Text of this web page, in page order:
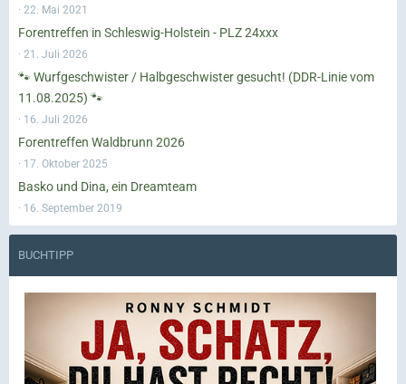
22. Mai 2021
Forentreffen in Schleswig-Holstein - PLZ 24xxx
21. Juli 2026
🐾 Wurfgeschwister / Halbgeschwister gesucht! (DDR-Linie vom
11.08.2025) 🐾
16. Juli 2026
Forentreffen Waldbrunn 2026
17. Oktober 2025
Basko und Dina, ein Dreamteam
16. September 2019
BUCHTIPP